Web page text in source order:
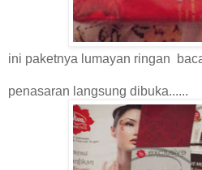
ini paketnya lumayan ringan
penasaran langsung dibuka......